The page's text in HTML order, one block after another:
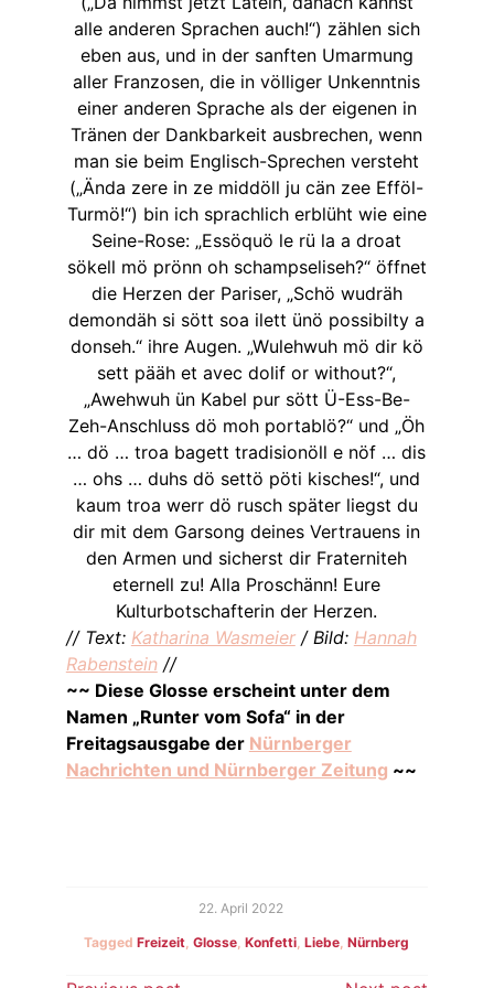
alle anderen Sprachen auch!“) zählen sich
eben aus, und in der sanften Umarmung
aller Franzosen, die in völliger Unkenntnis
einer anderen Sprache als der eigenen in
Tränen der Dankbarkeit ausbrechen, wenn
man sie beim Englisch-Sprechen versteht
(„Ända zere in ze middöll ju cän zee Efföl-
Turmö!“) bin ich sprachlich erblüht wie eine
Seine-Rose: „Essöquö le rü la a droat
sökell mö prönn oh schampseliseh?“ öffnet
die Herzen der Pariser, „Schö wudräh
demondäh si sött soa ilett ünö possibilty a
donseh.“ ihre Augen. „Wulehwuh mö dir kö
sett pääh et avec dolif or without?“,
„Awehwuh ün Kabel pur sött Ü-Ess-Be-
Zeh-Anschluss dö moh portablö?“ und „Öh
… dö … troa bagett tradisionöll e nöf … dis
… ohs … duhs dö settö pöti kisches!“, und
kaum troa werr dö rusch später liegst du
dir mit dem Garsong deines Vertrauens in
den Armen und sicherst dir Fraterniteh
eternell zu! Alla Proschänn! Eure
Kulturbotschafterin der Herzen.
// Text: Katharina Wasmeier/ Bild: Hannah
Rabenstein//
~~ Diese Glosse erscheint unter dem
Namen „Runter vom Sofa“ in der
Freitagsausgabe der Nürnberger
Nachrichten und Nürnberger Zeitung ~~
22. April 2022
TaggedFreizeit ,Glosse ,Konfetti ,Liebe ,Nürnberg